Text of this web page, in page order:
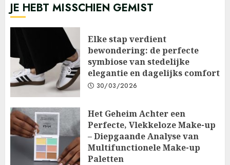
JE HEBT MISSCHIEN GEMIST
Elke stap verdient
bewondering: de perfecte
symbiose van stedelijke
elegantie en dagelijks comfort
30/03/2026
Het Geheim Achter een
Perfecte, Vlekkeloze Make-up
– Diepgaande Analyse van
Multifunctionele Make-up
Paletten